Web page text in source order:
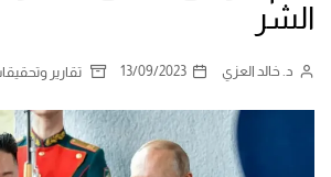
الشر
د. خالد العزي 13/09/2023 تقارير